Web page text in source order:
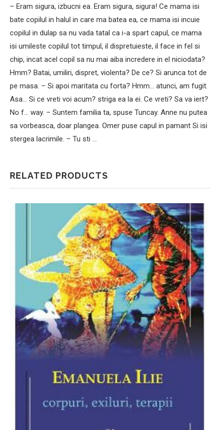
– Eram sigura, izbucni ea. Eram sigura, sigura! Ce mama isi
bate copilul in halul in care ma batea ea, ce mama isi incuie
copilul in dulap sa nu vada tatal ca i-a spart capul, ce mama
isi umileste copilul tot timpul, il dispretuieste, il face in fel si
chip, incat acel copil sa nu mai aiba incredere in el niciodata?
Hmm? Batai, umiliri, dispret, violenta? De ce? Si arunca tot de
pe masa. – Si apoi maritata cu forta? Hmm… atunci, am fugit.
Asa… Si ce vreti voi acum? striga ea la ei. Ce vreti? Sa va iert?
No f… way. – Suntem familia ta, spuse Tuncay. Anne nu putea
sa vorbeasca, doar plangea. Omer puse capul in pamant Si isi
stergea lacrimile. – Tu sti …
RELATED PRODUCTS